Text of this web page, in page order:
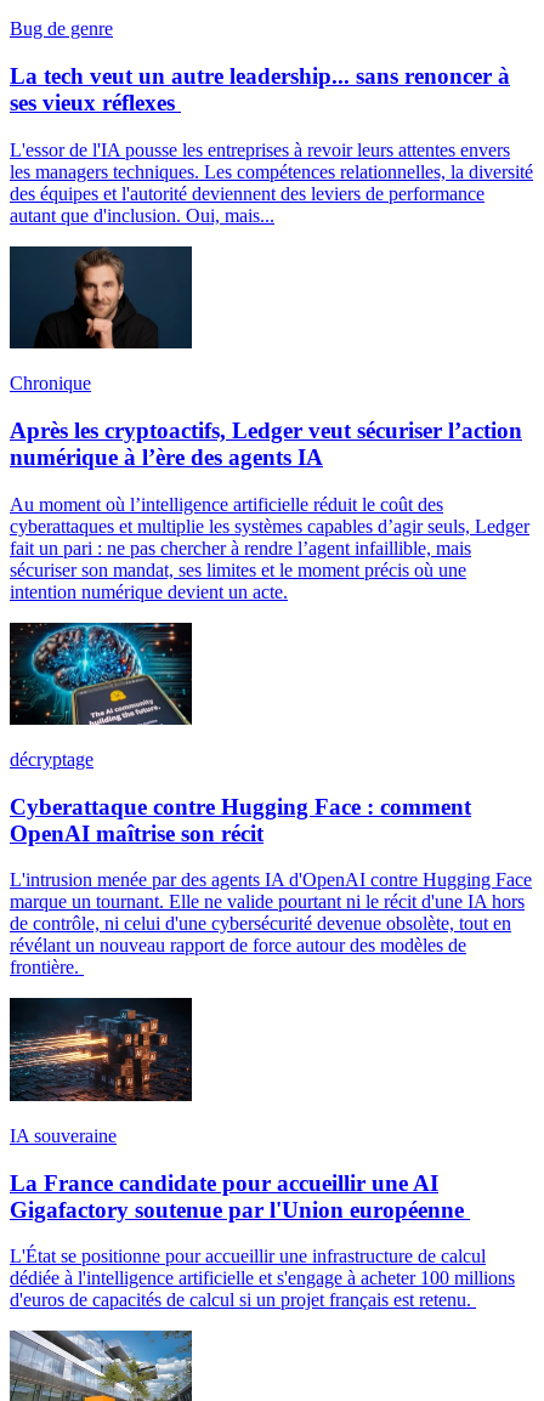
Bug de genre
La tech veut un autre leadership... sans renoncer à
ses vieux réflexes
L'essor de l'IA pousse les entreprises à revoir leurs attentes envers
les managers techniques. Les compétences relationnelles, la diversité
des équipes et l'autorité deviennent des leviers de performance
autant que d'inclusion. Oui, mais...
Chronique
Après les cryptoactifs, Ledger veut sécuriser l’action
numérique à l’ère des agents IA
Au moment où l’intelligence artificielle réduit le coût des
cyberattaques et multiplie les systèmes capables d’agir seuls, Ledger
fait un pari : ne pas chercher à rendre l’agent infaillible, mais
sécuriser son mandat, ses limites et le moment précis où une
intention numérique devient un acte.
décryptage
Cyberattaque contre Hugging Face : comment
OpenAI maîtrise son récit
L'intrusion menée par des agents IA d'OpenAI contre Hugging Face
marque un tournant. Elle ne valide pourtant ni le récit d'une IA hors
de contrôle, ni celui d'une cybersécurité devenue obsolète, tout en
révélant un nouveau rapport de force autour des modèles de
frontière.
IA souveraine
La France candidate pour accueillir une AI
Gigafactory soutenue par l'Union européenne
L'État se positionne pour accueillir une infrastructure de calcul
dédiée à l'intelligence artificielle et s'engage à acheter 100 millions
d'euros de capacités de calcul si un projet français est retenu.